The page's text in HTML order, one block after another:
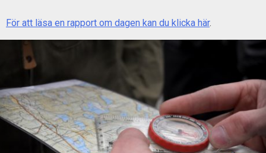
För att läsa en rapport om dagen kan du klicka här.